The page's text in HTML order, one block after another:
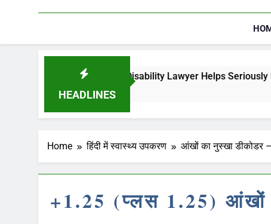
HEADLINES
Security Disability Lawyer Helps Seriously Ill Applicants
Home हिंदी में स्वास्थ्य उपकरण आंखों का नुस्खा डीकोडर
+1.25 (प्लस 1.25) आंखों